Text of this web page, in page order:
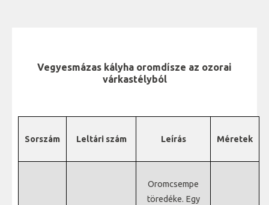
Vegyesmázas kályha oromdísze az ozorai
várkastélyból
Sorszám Leltári szám Leírás Méretek
Oromcsempe
töredéke. Egy